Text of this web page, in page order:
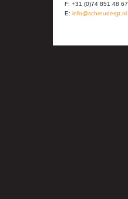
F: +31 (0)74 851 48 67
E: info@schreudergt.nl